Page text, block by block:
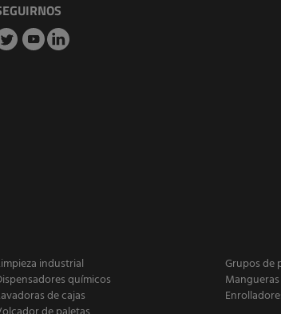
industrial
químicos
de cajas
Grupos de